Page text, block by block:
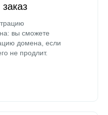
вы сможете
домена, если
не продлит.